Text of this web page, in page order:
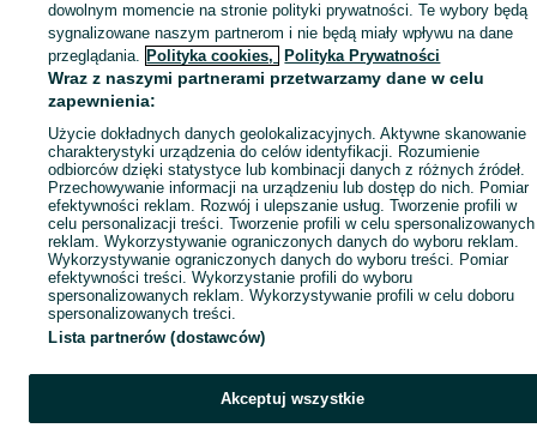
dowolnym momencie na stronie polityki prywatności. Te wybory będą
sygnalizowane naszym partnerom i nie będą miały wpływu na dane
przeglądania. Polityka cookies, Polityka Prywatności
Wraz z naszymi partnerami przetwarzamy dane w celu
zapewnienia:
Użycie dokładnych danych geolokalizacyjnych. Aktywne skanowanie
charakterystyki urządzenia do celów identyfikacji. Rozumienie
odbiorców dzięki statystyce lub kombinacji danych z różnych źródeł.
Przechowywanie informacji na urządzeniu lub dostęp do nich. Pomiar
efektywności reklam. Rozwój i ulepszanie usług. Tworzenie profili w
celu personalizacji treści. Tworzenie profili w celu spersonalizowanych
reklam. Wykorzystywanie ograniczonych danych do wyboru reklam.
Wykorzystywanie ograniczonych danych do wyboru treści. Pomiar
efektywności treści. Wykorzystanie profili do wyboru
spersonalizowanych reklam. Wykorzystywanie profili w celu doboru
spersonalizowanych treści.
Lista partnerów (dostawców)
Akceptuj wszystkie